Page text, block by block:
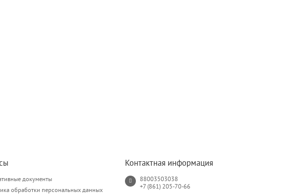
документы
обработки персональных данных
Контактная информация
88003503038
+7 (861) 205-70-66